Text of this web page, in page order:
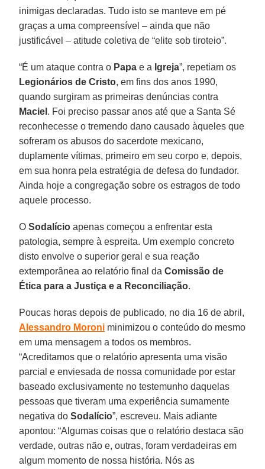
inimigas declaradas. Tudo isto se manteve em pé
graças a uma compreensível – ainda que não
justificável – atitude coletiva de “elite sob tiroteio”.
“É um ataque contra o Papa e a Igreja”, repetiam os
Legionários de Cristo, em fins dos anos 1990,
quando surgiram as primeiras denúncias contra
Maciel . Foi preciso passar anos até que a Santa Sé
reconhecesse o tremendo dano causado àqueles que
sofreram os abusos do sacerdote mexicano,
duplamente vítimas, primeiro em seu corpo e, depois,
em sua honra pela estratégia de defesa do fundador.
Ainda hoje a congregação sobre os estragos de todo
aquele processo.
OSodalício apenas começou a enfrentar esta
patologia, sempre à espreita. Um exemplo concreto
disto envolve o superior geral e sua reação
extemporânea ao relatório final daComissão de
Ética para a Justiça e a Reconciliação.
Poucas horas depois de publicado, no dia 16 de abril,
Alessandro Moroni minimizou o conteúdo do mesmo
em uma mensagem a todos os membros.
“Acreditamos que o relatório apresenta uma visão
parcial e enviesada de nossa comunidade por estar
baseado exclusivamente no testemunho daquelas
pessoas que tiveram uma experiência sumamente
negativa doSodalício”, escreveu. Mais adiante
apontou: “Algumas coisas que o relatório destaca são
verdade, outras não e, outras, foram verdadeiras em
algum momento de nossa história. Nós as